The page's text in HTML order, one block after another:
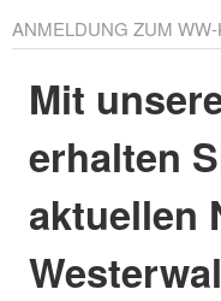
ANMELDUNG ZUM
Mit
erhalten
aktuellen